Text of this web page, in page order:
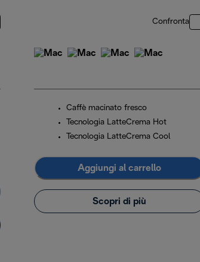
Confronta
Caffè macinato fresco
Tecnologia LatteCrema Hot
Tecnologia LatteCrema Cool
Aggiungi al carrello
Scopri di più